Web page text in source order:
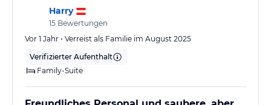
Abschluß Käse vom Buffet
2x pro Woche Grill- bzw. internationale Buffets.
Wasser und Kindergetränke von der Saftbar im Rahmen der
Halbpension.
Harry
15 Bewertungen
Vor 1 Jahr • Verreist als Familie im August 2025
Verifizierter Aufenthalt
Family-Suite